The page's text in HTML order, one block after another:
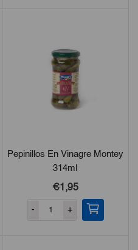
Pepinillos En Vinagre Montey
314ml
€1,95
- +